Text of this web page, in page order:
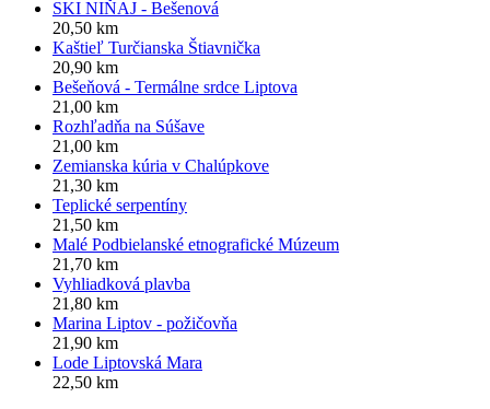
SKI NIŇAJ - Bešenová
20,50 km
Kaštieľ Turčianska Štiavnička
20,90 km
Bešeňová - Termálne srdce Liptova
21,00 km
Rozhľadňa na Súšave
21,00 km
Zemianska kúria v Chalúpkove
21,30 km
Teplické serpentíny
21,50 km
Malé Podbielanské etnografické Múzeum
21,70 km
Vyhliadková plavba
21,80 km
Marina Liptov - požičovňa
21,90 km
Lode Liptovská Mara
22,50 km